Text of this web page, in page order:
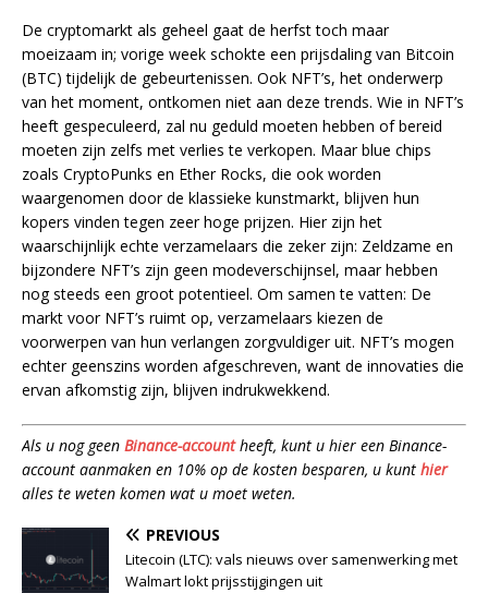
De cryptomarkt als geheel gaat de herfst toch maar
moeizaam in; vorige week schokte een prijsdaling van Bitcoin
(BTC) tijdelijk de gebeurtenissen. Ook NFT’s, het onderwerp
van het moment, ontkomen niet aan deze trends. Wie in NFT’s
heeft gespeculeerd, zal nu geduld moeten hebben of bereid
moeten zijn zelfs met verlies te verkopen. Maar blue chips
zoals CryptoPunks en Ether Rocks, die ook worden
waargenomen door de klassieke kunstmarkt, blijven hun
kopers vinden tegen zeer hoge prijzen. Hier zijn het
waarschijnlijk echte verzamelaars die zeker zijn: Zeldzame en
bijzondere NFT’s zijn geen modeverschijnsel, maar hebben
nog steeds een groot potentieel. Om samen te vatten: De
markt voor NFT’s ruimt op, verzamelaars kiezen de
voorwerpen van hun verlangen zorgvuldiger uit. NFT’s mogen
echter geenszins worden afgeschreven, want de innovaties die
ervan afkomstig zijn, blijven indrukwekkend.
Als u nog geen Binance-accountheeft, kunt u hier een Binance-
account aanmaken en 10% op de kosten besparen, u kunt hier
alles te weten komen wat u moet weten.
PREVIOUS
Litecoin (LTC): vals nieuws over samenwerking met
Walmart lokt prijsstijgingen uit